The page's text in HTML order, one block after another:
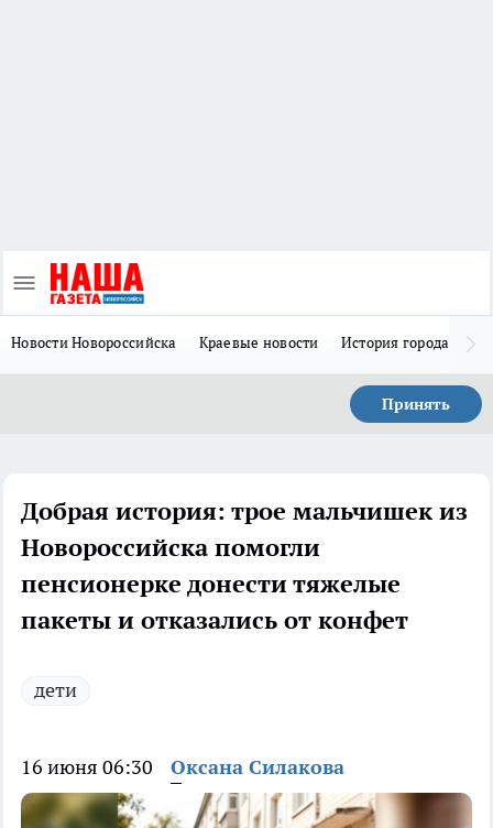
Новости Новороссийска Краевые новости История города Н
Принять
Добрая история: трое мальчишек из
Новороссийска помогли
пенсионерке донести тяжелые
пакеты и отказались от конфет
дети
16 июня 06:30 Оксана Силакова